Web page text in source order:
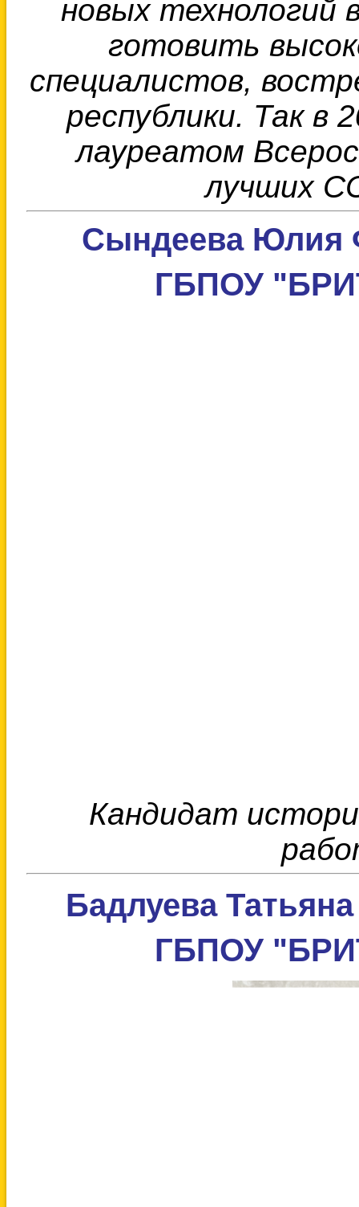
новых технологий
готовить
специалистов,
республики. Так в
лауреатом
лучших
Сындеева Юлия
ГБПОУ
Кандидат
Бадлуева
ГБПОУ